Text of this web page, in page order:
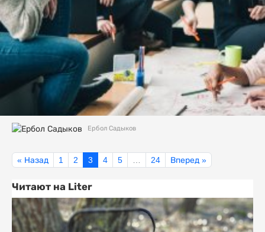
Ербол Садыков
« Назад 1 2 3 4 5 24 Вперед »
Читают на Liter